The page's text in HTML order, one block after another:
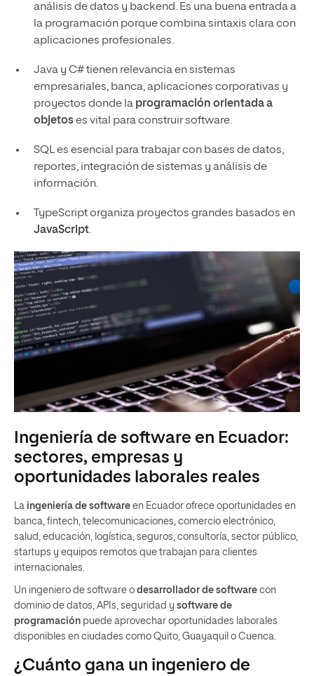
análisis de datos y backend. Es una buena entrada a
la programación porque combina sintaxis clara con
aplicaciones profesionales.
Java y C# tienen relevancia en sistemas
empresariales, banca, aplicaciones corporativas y
proyectos donde la programación orientada a
objetoses vital para construir software.
SQL es esencial para trabajar con bases de datos,
reportes, integración de sistemas y análisis de
información.
TypeScript organiza proyectos grandes basados en
JavaScript.
Ingeniería de software en Ecuador:
sectores, empresas y
oportunidades laborales reales
La ingeniería de software en Ecuador ofrece oportunidades en
banca, fintech, telecomunicaciones, comercio electrónico,
salud, educación, logística, seguros, consultoría, sector público,
startups y equipos remotos que trabajan para clientes
internacionales.
Un ingeniero de software o desarrollador de software con
dominio de datos, APIs, seguridad y software de
programación puede aprovechar oportunidades laborales
disponibles en ciudades como Quito, Guayaquil o Cuenca.
¿Cuánto gana un ingeniero de